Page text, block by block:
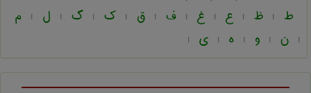
ط | ظ | ع | غ | ف | ق | ک | گ | ل | م
| ن | و | ه | ی |